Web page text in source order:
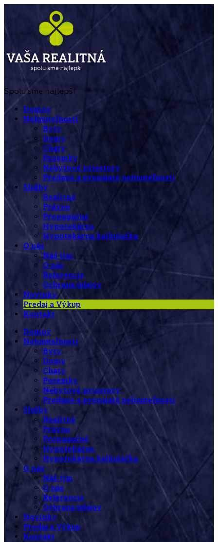
Spolu sme najlepší
Domov
Nehnuteľnosti
Byty
Domy
Chaty
Pozemky
Nebytové priestory
Predané a prenajaté nehnuteľnosti
Služby
Realitné
Právne
Propagačné
Hypotekárne
Hypotekárna kalkulačka
O nás
Náš tím
O nás
Referencie
Ochrana údajov
Novinky
Predaj a Výkup
Kontakt
Domov
Nehnuteľnosti
Byty
Domy
Chaty
Pozemky
Nebytové priestory
Predané a prenajaté nehnuteľnosti
Služby
Realitné
Právne
Propagačné
Hypotekárne
Hypotekárna kalkulačka
O nás
Náš tím
O nás
Referencie
Ochrana údajov
Novinky
Predaj a Výkup
Kontakt